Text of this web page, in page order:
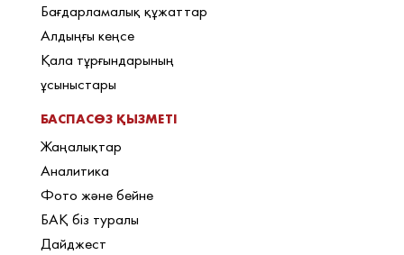
Бағдарламалық құжаттар
Алдыңғы кеңсе
Қала тұрғындарының
ұсыныстары
БАСПАСӨЗ ҚЫЗМЕТІ
Жаңалықтар
Аналитика
Фото және бейне
БАҚ біз туралы
Дайджест